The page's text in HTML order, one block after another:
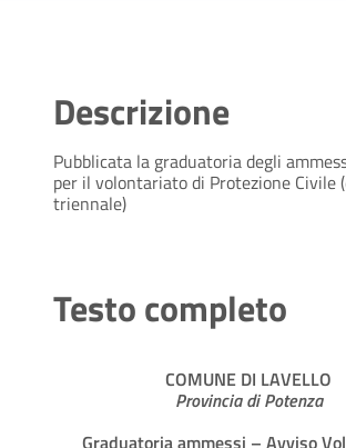
Descrizione
Pubblicata la graduatoria degli
per il volontariato di Protezione Civile
triennale)
Testo completo
COMUNE DI LAVELLO
Provincia di Potenza
Graduatoria ammessi – Avviso